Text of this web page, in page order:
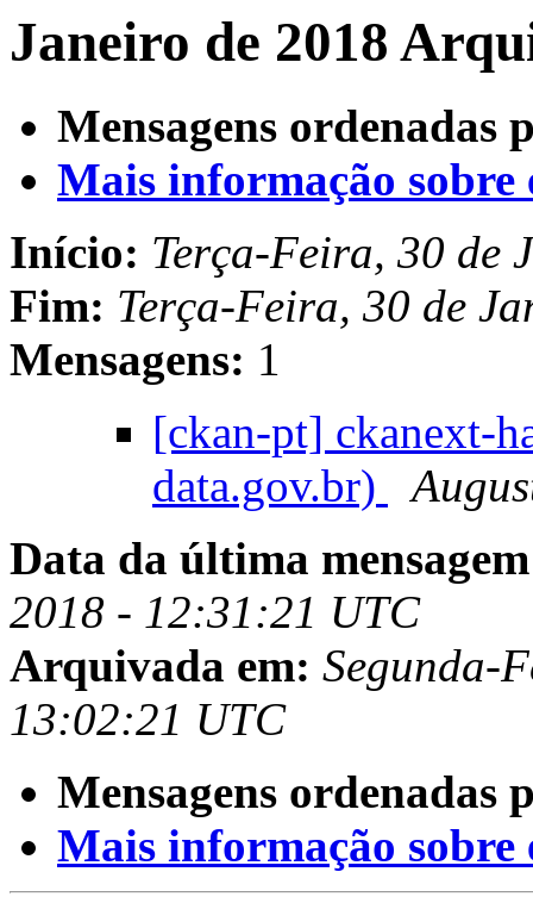
Janeiro de 2018
Mensagens ordenadas
Mais informação sobre
Início: Terça-Feira, 30 de
Fim: Terça-Feira, 30 de
Mensagens: 1
[ckan-pt] ckanext-
data.gov.br)
Data da última
2018 - 12:31:21 UTC
Arquivada em: Segunda-
13:02:21 UTC
Mensagens ordenadas
Mais informação sobre